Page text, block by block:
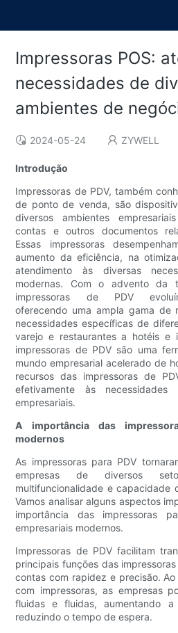
Impressoras POS:
necessidades de
ambientes de
2024-05-24 ZYWELL
Introdução
Impressoras de PDV, também
de ponto de venda, são
diversos ambientes
contas e outros documentos
Essas impressoras
aumento da eficiência, na
atendimento às diversas
modernas. Com o advento da
impressoras de PDV
oferecendo uma ampla gama de
necessidades específicas de
varejo e restaurantes a hotéis e
impressoras de PDV são uma
mundo empresarial acelerado de
recursos das impressoras de
efetivamente às
empresariais.
A importância das
modernos
As impressoras para PDV
empresas de diversos
multifuncionalidade e capacidade
Vamos analisar alguns aspectos
importância das impressoras
empresariais modernos.
Impressoras de PDV facilitam
principais funções das
contas com rapidez e precisão.
com impressoras, as empresas
fluidas e fluidas, aumentando
reduzindo o tempo de espera.